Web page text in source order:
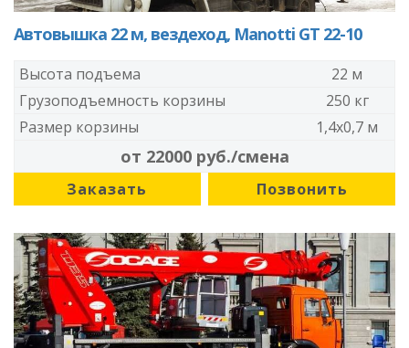
Автовышка 22 м, вездеход, Manotti GT 22-10
Высота подъема
22 м
Грузоподъемность корзины
250 кг
Размер корзины
1,4x0,7 м
от 22000 руб./смена
Заказать Позвонить